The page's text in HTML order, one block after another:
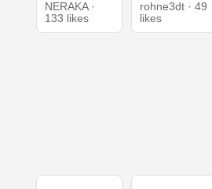
NERAKA ·
133 likes
rohne3dt · 49
likes